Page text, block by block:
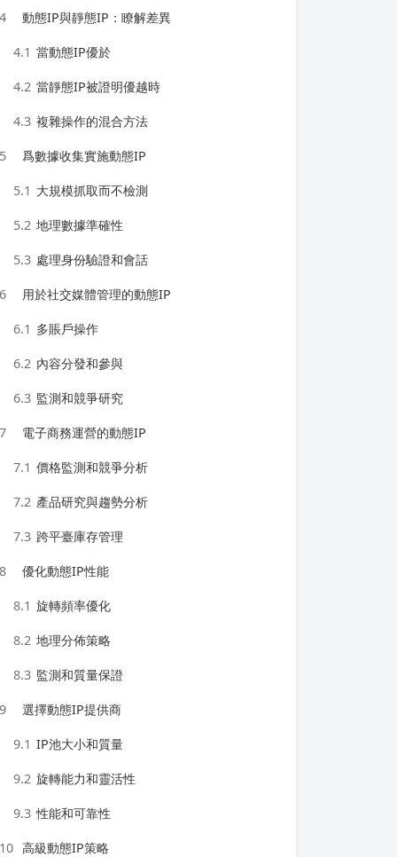
4 動態IP與靜態IP：瞭解差異
4.1 當動態IP優於
4.2 當靜態IP被證明優越時
4.3 複雜操作的混合方法
5 爲數據收集實施動態IP
5.1 大規模抓取而不檢測
5.2 地理數據準確性
5.3 處理身份驗證和會話
6 用於社交媒體管理的動態IP
6.1 多賬戶操作
6.2 內容分發和參與
6.3 監測和競爭研究
7 電子商務運營的動態IP
7.1 價格監測和競爭分析
7.2 產品研究與趨勢分析
7.3 跨平臺庫存管理
8 優化動態IP性能
8.1 旋轉頻率優化
8.2 地理分佈策略
8.3 監測和質量保證
9 選擇動態IP提供商
9.1 IP池大小和質量
9.2 旋轉能力和靈活性
9.3 性能和可靠性
10 高級動態IP策略